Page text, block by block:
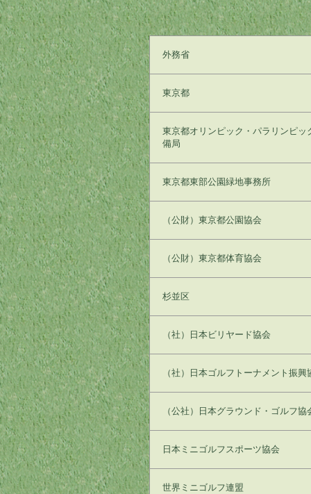
外務省
東京都
東京都オリンピック・パラリンピッ
備局
東京都東部公園緑地事務所
（公財）東京都公園協会
（公財）東京都体育協会
杉並区
（社）日本ビリヤード協会
（社）日本ゴルフトーナメント振興
（公社）日本グラウンド・ゴルフ協
日本ミニゴルフスポーツ協会
世界ミニゴルフ連盟